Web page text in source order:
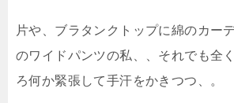
片や、ブラタンクトップに綿のカー
のワイドパンツの私、、それでも全
ろ何か緊張して手汗をかきつつ、。